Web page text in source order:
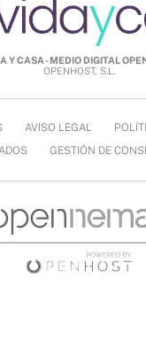
Y CASA - MEDIO DIGITAL
OPENHOST, S.L.
AVISO LEGAL
GESTIÓN DE